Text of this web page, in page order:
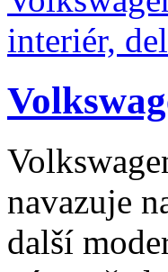
navazuje
další